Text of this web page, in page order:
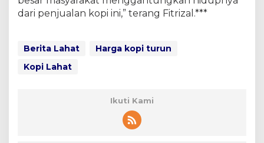
dari penjualan kopi ini,” terang Fitrizal.***
Berita Lahat
Harga kopi turun
Kopi Lahat
Ikuti Kami